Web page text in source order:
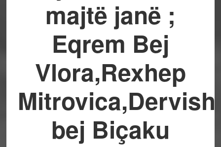
majtë janë ;
Eqrem Bej
Vlora,Rexhep
Mitrovica,Dervish
bej Biçaku